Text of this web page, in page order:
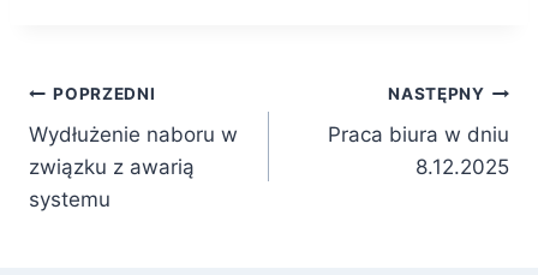
Nawigacja
wpisu
POPRZEDNI
Wydłużenie naboru w
związku z awarią
systemu
NASTĘPNY
Praca biura w dniu
8.12.2025